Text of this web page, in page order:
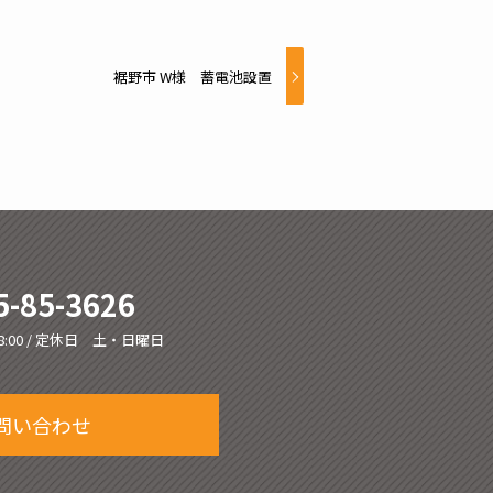
裾野市 W様 蓄電池設置
85-3626
/ 定休日 土・日曜日
い合わせ